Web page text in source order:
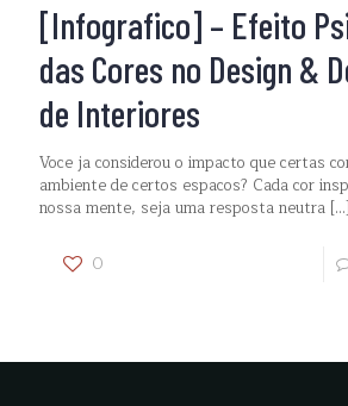
[Infografico] – Efeito
das Cores no Design &
de Interiores
Voce ja considerou o impacto que certas
ambiente de certos espacos? Cada cor
nossa mente, seja uma resposta neutra […]
0